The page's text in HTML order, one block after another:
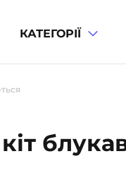
КАТЕГОРІЇ
У кошику